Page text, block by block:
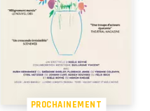
PROCHAINEMENT